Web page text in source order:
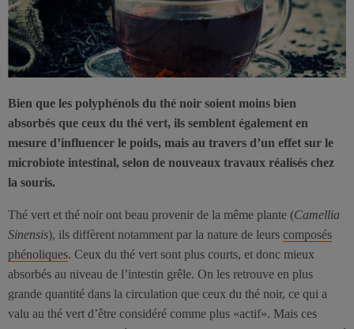
Bien que les polyphénols du thé noir soient moins bien
absorbés que ceux du thé vert, ils semblent également en
mesure d’influencer le poids, mais au travers d’un effet sur le
microbiote intestinal, selon de nouveaux travaux réalisés chez
la souris.
Thé vert et thé noir ont beau provenir de la même plante (Camellia
Sinensis), ils diffèrent notamment par la nature de leurs composés
phénoliques. Ceux du thé vert sont plus courts, et donc mieux
absorbés au niveau de l’intestin grêle. On les retrouve en plus
grande quantité dans la circulation que ceux du thé noir, ce qui a
valu au thé vert d’être considéré comme plus «actif». Mais ces